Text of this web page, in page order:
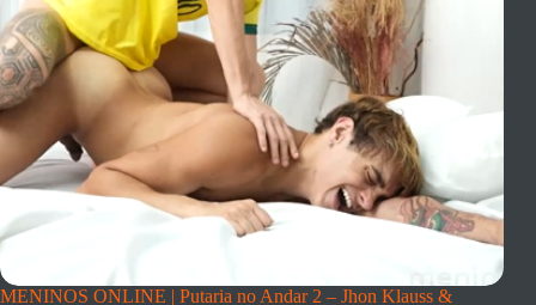
MENINOS ONLINE | Putaria no Andar 2 – Jhon Klauss &